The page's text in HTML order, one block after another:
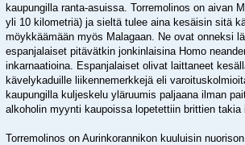
kaupungilla ranta-asuissa. Torremolinos on aivan
yli 10 kilometriä) ja sieltä tulee aina kesäisin sitä
möykkäämään myös Malagaan. Ne ovat onneksi
espanjalaiset pitävätkin jonkinlaisina Homo
inkarnaatioina. Espanjalaiset olivat laittaneet
kävelykaduille liikennemerkkejä eli
kaupungilla kuljeskelu yläruumis paljaana ilman
alkoholin myynti kaupoissa lopetettiin brittien takia
Torremolinos on Aurinkorannikon kuuluisin